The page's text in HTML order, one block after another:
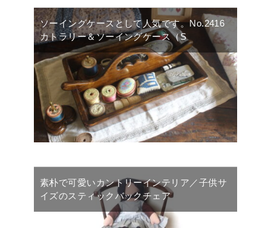
ソーイングケースとして人気です。No.2416
カトラリー＆ソーイングケース（S
素朴で可愛いカントリーインテリア／子供サ
イズのスティックバックチェア